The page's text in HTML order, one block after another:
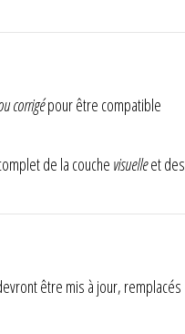
corrigépour être compatible
de la couche visuelleet des
être mis à jour, remplacés